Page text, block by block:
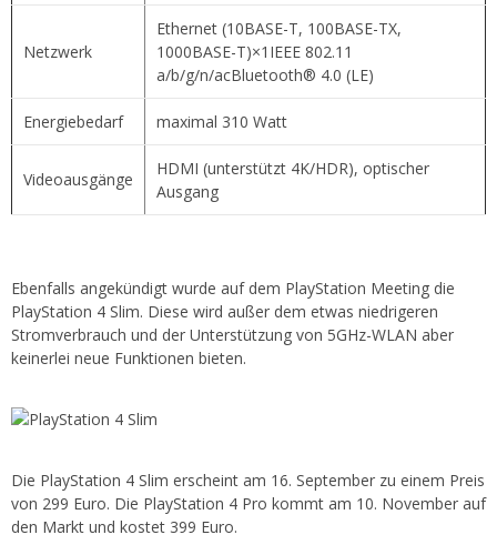
Netzwerk
Ethernet (10BASE-T, 100BASE-TX,
1000BASE-T)×1IEEE 802.11
a/b/g/n/acBluetooth® 4.0 (LE)
Energiebedarf maximal 310 Watt
Videoausgänge
HDMI (unterstützt 4K/HDR), optischer
Ausgang
Ebenfalls angekündigt wurde auf dem PlayStation Meeting die
PlayStation 4 Slim. Diese wird außer dem etwas niedrigeren
Stromverbrauch und der Unterstützung von 5GHz-WLAN aber
keinerlei neue Funktionen bieten.
Die PlayStation 4 Slim erscheint am 16. September zu einem Preis
von 299 Euro. Die PlayStation 4 Pro kommt am 10. November auf
den Markt und kostet 399 Euro.